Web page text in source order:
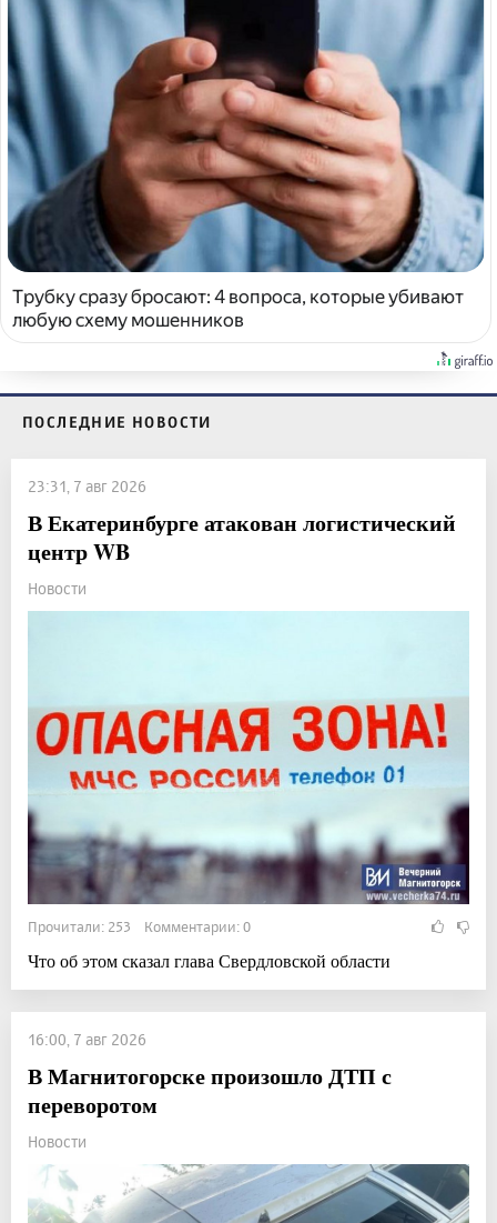
Трубку сразу бросают: 4 вопроса, которые убивают
любую схему мошенников
ПОСЛЕДНИЕ НОВОСТИ
23:31, 7 авг 2026
В Екатеринбурге атакован логистический
центр WB
Новости
Прочитали: 253 Комментарии: 0
Что об этом сказал глава Свердловской области
16:00, 7 авг 2026
В Магнитогорске произошло ДТП с
переворотом
Новости